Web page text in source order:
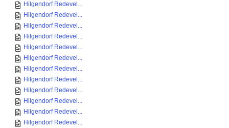
Hilgendorf Redevel...
Hilgendorf Redevel...
Hilgendorf Redevel...
Hilgendorf Redevel...
Hilgendorf Redevel...
Hilgendorf Redevel...
Hilgendorf Redevel...
Hilgendorf Redevel...
Hilgendorf Redevel...
Hilgendorf Redevel...
Hilgendorf Redevel...
Hilgendorf Redevel...